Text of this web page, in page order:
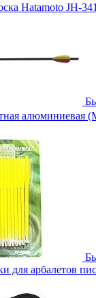
Hatamoto JH-
алюминиевая
для арбалетов